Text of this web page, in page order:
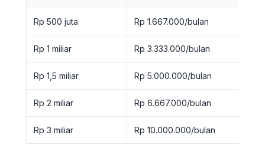
Rp 500 juta Rp 1.667.000/bulan
Rp 1 miliar Rp 3.333.000/bulan
Rp 1,5 miliar Rp 5.000.000/bulan
Rp 2 miliar Rp 6.667.000/bulan
Rp 3 miliar Rp 10.000.000/bulan